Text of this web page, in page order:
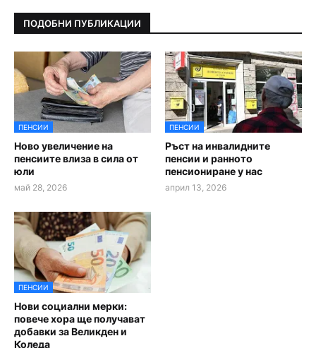
ПОДОБНИ ПУБЛИКАЦИИ
ПЕНСИИ
Ново увеличение на
пенсиите влиза в сила от
юли
май 28, 2026
ПЕНСИИ
Ръст на инвалидните
пенсии и ранното
пенсиониране у нас
април 13, 2026
ПЕНСИИ
Нови социални мерки:
повече хора ще получават
добавки за Великден и
Коледа